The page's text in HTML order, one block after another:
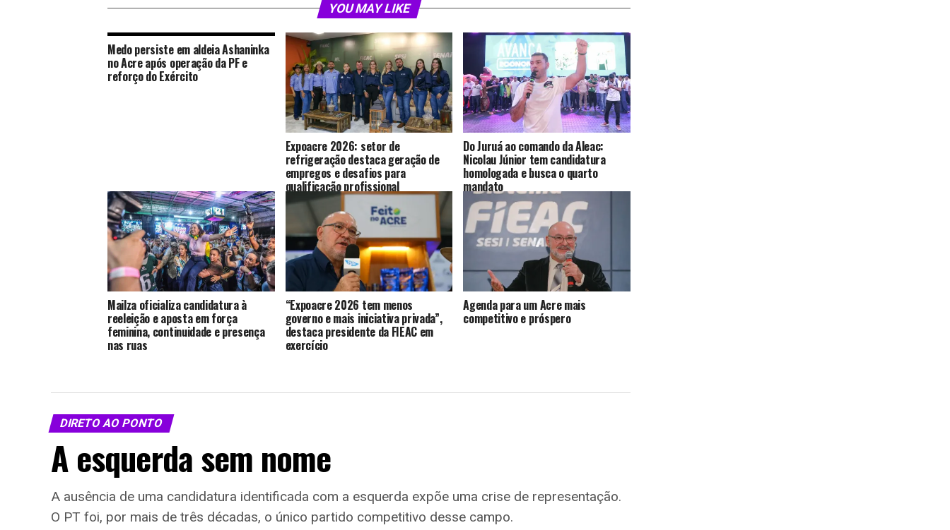
YOU MAY LIKE
Medo persiste em aldeia Ashaninka
no Acre após operação da PF e
reforço do Exército
Expoacre 2026: setor de
refrigeração destaca geração de
empregos e desafios para
qualificação profissional
Do Juruá ao comando da Aleac:
Nicolau Júnior tem candidatura
homologada e busca o quarto
mandato
Mailza oficializa candidatura à
reeleição e aposta em força
feminina, continuidade e presença
nas ruas
“Expoacre 2026 tem menos
governo e mais iniciativa privada”,
destaca presidente da FIEAC em
exercício
Agenda para um Acre mais
competitivo e próspero
DIRETO AO PONTO
A esquerda sem nome
A ausência de uma candidatura identificada com a esquerda expõe uma crise de representação.
O PT foi, por mais de três décadas, o único partido competitivo desse campo.